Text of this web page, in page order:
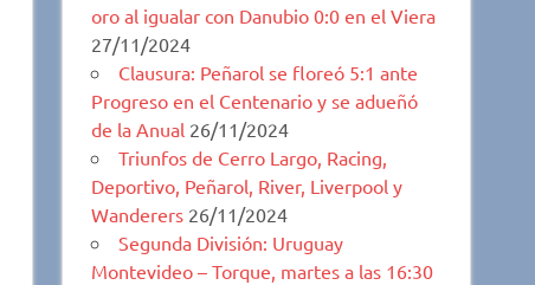
oro al igualar con Danubio 0:0 en el Viera
27/11/2024
Clausura: Peñarol se floreó 5:1 ante
Progreso en el Centenario y se adueñó
de la Anual 26/11/2024
Triunfos de Cerro Largo, Racing,
Deportivo, Peñarol, River, Liverpool y
Wanderers 26/11/2024
Segunda División: Uruguay
Montevideo – Torque, martes a las 16:30